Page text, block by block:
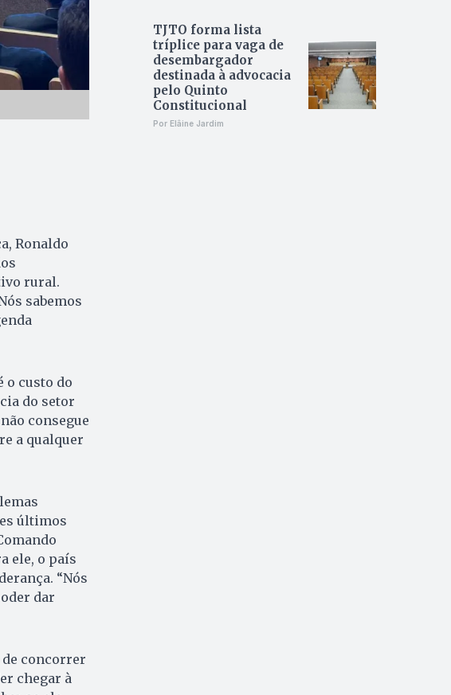
Ronaldo
rural.
sabemos
o custo do
do setor
consegue
a qualquer
últimos
ele, o país
“Nós
dar
concorrer
chegar à
TJTO forma lista
tríplice para vaga de
desembargador
destinada à advocacia
pelo Quinto
Constitucional
Por Elâine Jardim